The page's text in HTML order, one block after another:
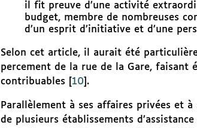
il fit preuve d’une activité
budget, membre de nombreuses
d’un esprit d’initiative et d’une
Selon cet article, il aurait été
percement de la rue de la Gare, faisant
contribuables
10 .
Parallèlement à ses affaires privées et
de plusieurs établissements